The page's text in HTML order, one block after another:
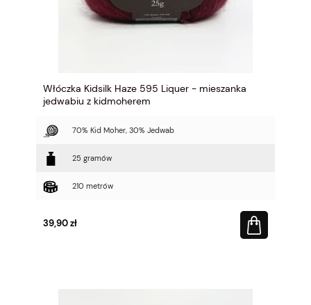
Włóczka Kidsilk Haze 595 Liquer - mieszanka
jedwabiu z kidmoherem
70% Kid Moher, 30% Jedwab
25 gramów
210 metrów
39,90 zł